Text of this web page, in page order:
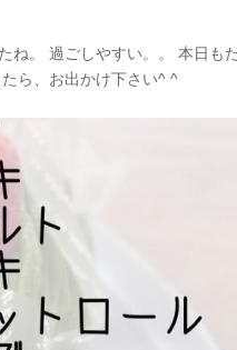
ね。 過ごしやすい。。 本日も
ら、お出かけ下さい^ ^